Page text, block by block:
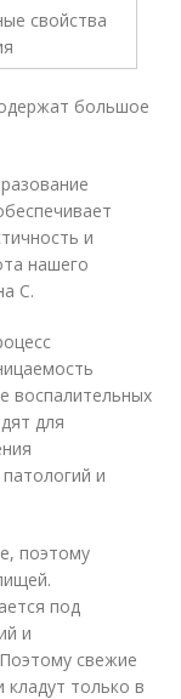
большое
и
нашего
С.
воспалительных
для
и
поэтому
под
и
свежие
только в